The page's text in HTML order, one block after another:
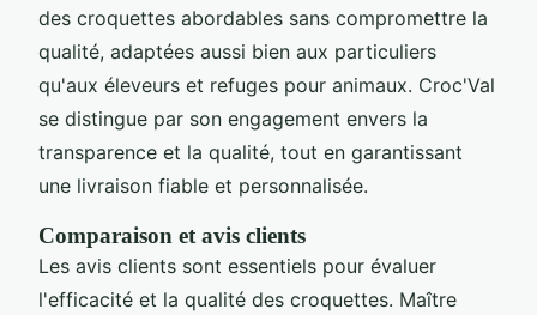
des croquettes abordables sans compromettre la
qualité, adaptées aussi bien aux particuliers
qu'aux éleveurs et refuges pour animaux. Croc'Val
se distingue par son engagement envers la
transparence et la qualité, tout en garantissant
une livraison fiable et personnalisée.
Comparaison et avis clients
Les avis clients sont essentiels pour évaluer
l'efficacité et la qualité des croquettes. Maître